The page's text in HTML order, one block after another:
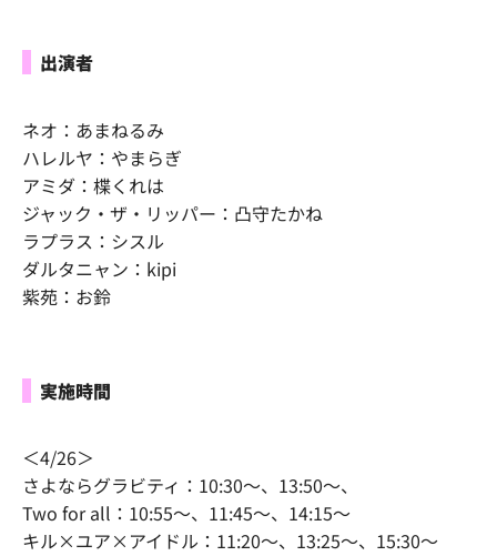
出演者
ネオ：あまねるみ
ハレルヤ：やまらぎ
アミダ：楪くれは
ジャック・ザ・リッパー：凸守たかね
ラプラス：シスル
ダルタニャン：kipi
紫苑：お鈴
実施時間
＜4/26＞
さよならグラビティ：10:30～、13:50～、
Two for all：10:55～、11:45～、14:15～
キル×ユア×アイドル：11:20～、13:25～、15:30～